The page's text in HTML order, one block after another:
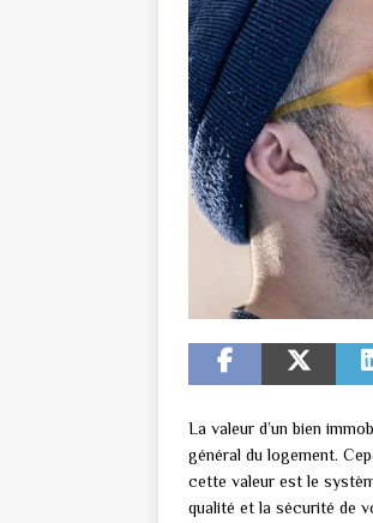
La valeur d’un bien
général du logement.
cette valeur est le
qualité et la sécurité de